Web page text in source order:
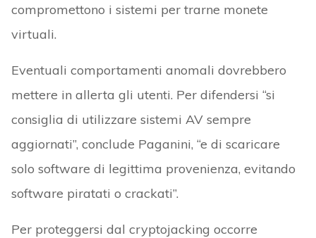
compromettono i sistemi per trarne monete
virtuali.
Eventuali comportamenti anomali dovrebbero
mettere in allerta gli utenti. Per difendersi “si
consiglia di utilizzare sistemi AV sempre
aggiornati”, conclude Paganini, “e di scaricare
solo software di legittima provenienza, evitando
software piratati o crackati”.
Per proteggersi dal cryptojacking occorre